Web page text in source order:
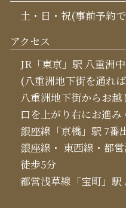
土・日・祝(事前予約
アクセス
JR「東京」駅 八重洲
(八重洲地下街を通れ
八重洲地下街からお
口を上がり右にお進み
銀座線「京橋」駅 7番
銀座線・ 東西線・都
徒歩5分
都営浅草線「宝町」駅